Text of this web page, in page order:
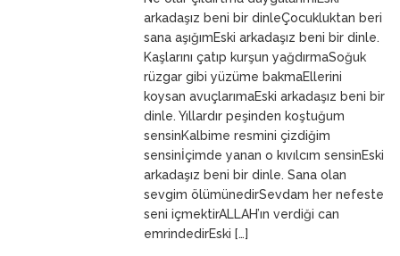
ANNEMarkadaşız beni bir dinleÇocukluktan beri
sana aşığımEski arkadaşız beni bir dinle.
Kaşlarını çatıp kurşun yağdırmaSoğuk
rüzgar gibi yüzüme bakmaEllerini
koysan avuçlarımaEski arkadaşız beni bir
dinle. Yıllardır peşinden koştuğum
sensinKalbime resmini çizdiğim
sensinİçimde yanan o kıvılcım sensinEski
arkadaşız beni bir dinle. Sana olan
sevgim ölümünedirSevdam her nefeste
seni içmektirALLAH’ın verdiği can
emrindedirEski […]